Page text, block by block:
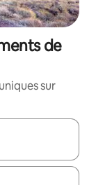
de
sur
flèches vers le